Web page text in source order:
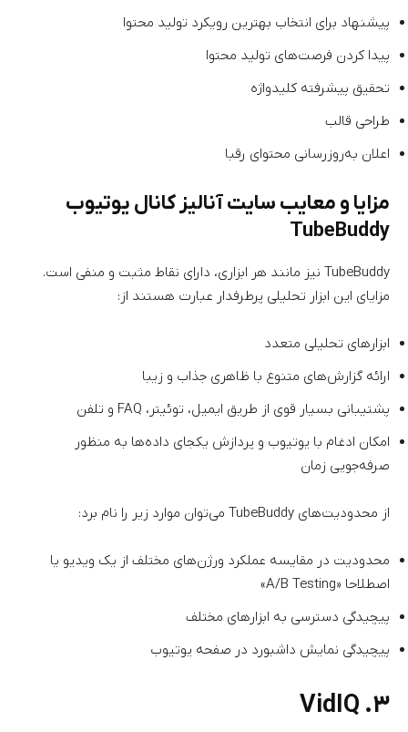
پیشنهاد برای انتخاب بهترین رویکرد تولید محتوا
پیدا کردن فرصت‌های تولید محتوا
تحقیق پیشرفته کلیدواژه
طراحی قالب
اعلان به‌روزرسانی محتوای رقبا
مزایا و معایب سایت آنالیز کانال یوتیوب
TubeBuddy
TubeBuddy نیز مانند هر ابزاری، دارای نقاط مثبت و منفی است.
مزایای این ابزار تحلیلی پرطرفدار عبارت هستند از:
ابزارهای تحلیلی متعدد
ارائه گزارش‌های متنوع با ظاهری جذاب و زیبا
پشتیبانی بسیار قوی از طریق ایمیل، توئیتر، FAQ و تلفن
امکان ادغام با یوتیوب و پردازش یکجای داده‌ها به منظور
صرفه‌جویی زمان
از محدودیت‌های TubeBuddy می‌توان موارد زیر را نام برد:
محدودیت در مقایسه عملکرد ورژن‌های مختلف از یک ویدیو یا
اصطلاحا «A/B Testing»
پیچیدگی دسترسی به ابزارهای مختلف
پیچیدگی نمایش داشبورد در صفحه یوتیوب
۳. VidIQ